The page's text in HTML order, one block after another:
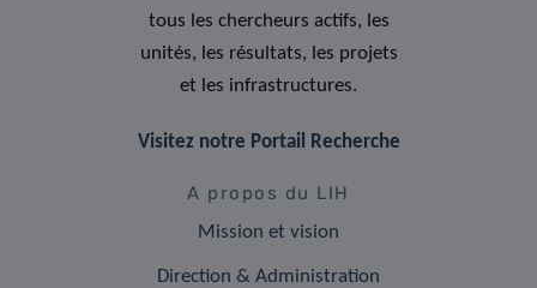
tous les chercheurs actifs, les
unités, les résultats, les projets
et les infrastructures.
Visitez notre Portail Recherche
A propos du LIH
Mission et vision
Direction & Administration